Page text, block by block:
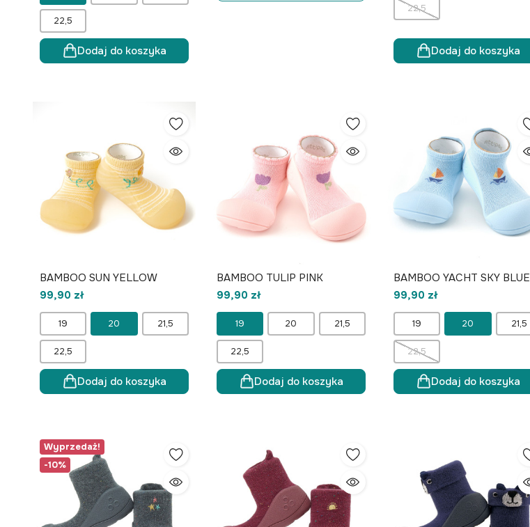
22,5
Dodaj do koszyka
22,5
Dodaj do koszyka
BAMBOO SUN YELLOW
99,90 zł
19 20 21,5
22,5
Dodaj do koszyka
BAMBOO TULIP PINK
99,90 zł
19 20 21,5
22,5
Dodaj do koszyka
BAMBOO YACHT SKY BLUE
99,90 zł
19 20 21,5
22,5
Dodaj do koszyka
Wyprzedaż!
-10%